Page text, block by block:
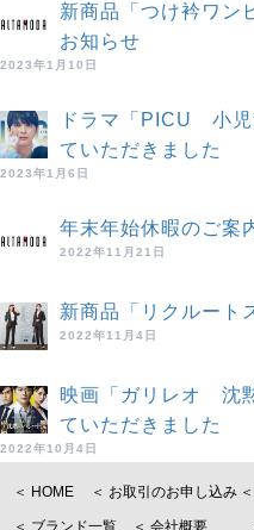
新商品「つけ衿ワン
お知らせ
2023年1月10日
ドラマ「PICU 小児
ていただきました
2023年1月6日
年末年始休暇のご案
2022年11月21日
新商品「リクルート
2022年11月4日
映画「ガリレオ 沈
ていただきました
2022年10月4日
＜ HOME ＜ お取引のお申し込み
＜ ブランド一覧 ＜ 会社概要